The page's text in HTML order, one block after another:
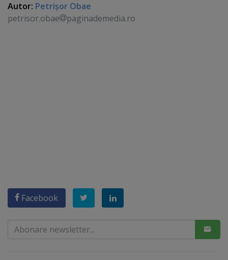
Autor: Petrişor Obae
petrisor.obae
paginademedia.ro
Facebook